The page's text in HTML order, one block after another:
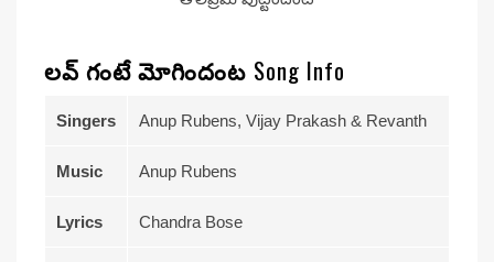
లవ్ గంటే మోగిందంట Song Info
Singers Anup Rubens, Vijay Prakash & Revanth
Music Anup Rubens
Lyrics Chandra Bose